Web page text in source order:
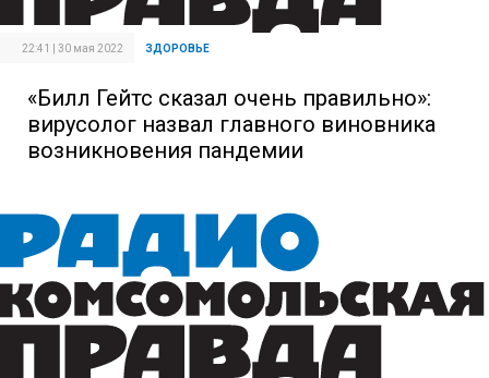
22:41 | 30 мая 2022 ЗДОРОВЬЕ
«Билл Гейтс сказал очень правильно»:
вирусолог назвал главного виновника
возникновения пандемии